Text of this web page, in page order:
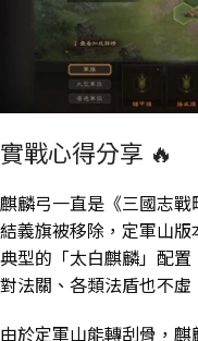
實戰心得分享 🔥
麒麟弓一直是《三國志戰
結義旗被移除，定軍山
典型的「太白麒麟」配
對法關、各類法盾也不虛
由於定軍山能轉刮骨，